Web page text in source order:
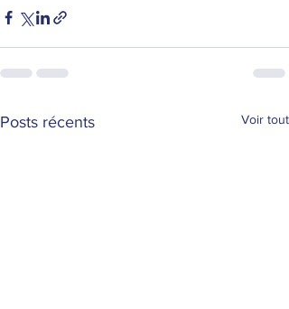
Posts récents Voir tout